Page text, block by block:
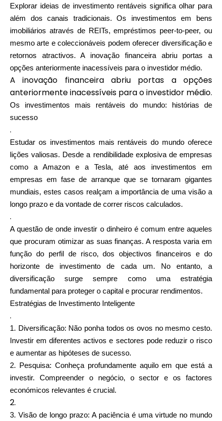
Explorar ideias de investimento rentáveis significa olhar para
além dos canais tradicionais. Os investimentos em bens
imobiliários através de REITs, empréstimos peer-to-peer, ou
mesmo arte e coleccionáveis podem oferecer diversificação e
retornos atractivos. A inovação financeira abriu portas a
opções anteriormente inacessíveis para o investidor médio.
A inovação financeira abriu portas a opções
anteriormente inacessíveis para o investidor médio.
Os investimentos mais rentáveis do mundo: histórias de
sucesso
.
Estudar os investimentos mais rentáveis do mundo oferece
lições valiosas. Desde a rendibilidade explosiva de empresas
como a Amazon e a Tesla, até aos investimentos em
empresas em fase de arranque que se tornaram gigantes
mundiais, estes casos realçam a importância de uma visão a
longo prazo e da vontade de correr riscos calculados.
.
A questão de onde investir o dinheiro é comum entre aqueles
que procuram otimizar as suas finanças. A resposta varia em
função do perfil de risco, dos objectivos financeiros e do
horizonte de investimento de cada um. No entanto, a
diversificação surge sempre como uma estratégia
fundamental para proteger o capital e procurar rendimentos.
Estratégias de Investimento Inteligente
.
1. Diversificação: Não ponha todos os ovos no mesmo cesto.
Investir em diferentes activos e sectores pode reduzir o risco
e aumentar as hipóteses de sucesso.
2. Pesquisa: Conheça profundamente aquilo em que está a
investir. Compreender o negócio, o sector e os factores
económicos relevantes é crucial.
2.
3. Visão de longo prazo: A paciência é uma virtude no mundo